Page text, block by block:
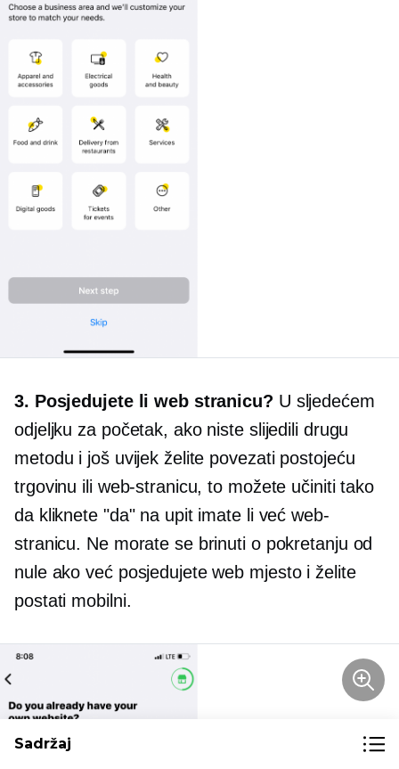
3. Posjedujete li web stranicu? U sljedećem
odjeljku za početak, ako niste slijedili drugu
metodu i još uvijek želite povezati postojeću
trgovinu ili web-stranicu, to možete učiniti tako
da kliknete "da" na upit imate li već web-
stranicu. Ne morate se brinuti o pokretanju od
nule ako već posjedujete web mjesto i želite
postati mobilni.
Sadržaj